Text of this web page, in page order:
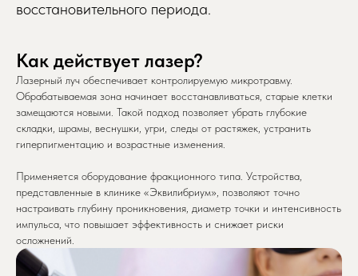
восстановительного периода.
Как действует лазер?
Лазерный луч обеспечивает контролируемую микротравму.
Обрабатываемая зона начинает восстанавливаться, старые клетки
замещаются новыми. Такой подход позволяет убрать глубокие
складки, шрамы, веснушки, угри, следы от растяжек, устранить
гиперпигментацию и возрастные изменения.
Применяется оборудование фракционного типа. Устройства,
представленные в клинике «Эквилибриум», позволяют точно
настраивать глубину проникновения, диаметр точки и интенсивность
импульса, что повышает эффективность и снижает риски
осложнений.